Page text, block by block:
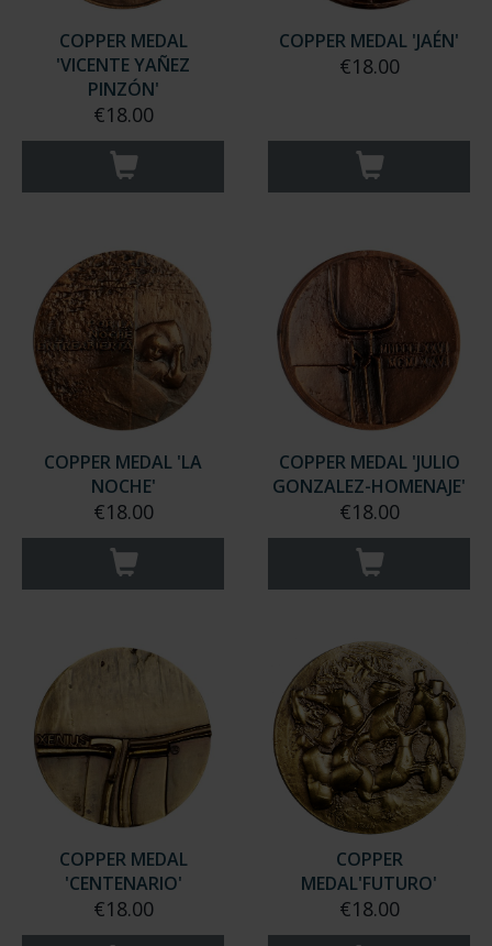
COPPER MEDAL
'VICENTE YAÑEZ
PINZÓN'
€18.00
COPPER MEDAL 'JAÉN'
€18.00
COPPER MEDAL 'LA
NOCHE'
€18.00
COPPER MEDAL 'JULIO
GONZALEZ-HOMENAJE'
€18.00
COPPER MEDAL
'CENTENARIO'
€18.00
COPPER
MEDAL'FUTURO'
€18.00